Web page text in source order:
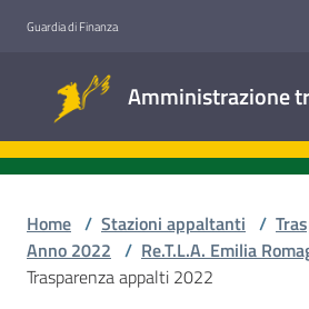
Guardia di Finanza
Amministrazione
trasparente
Accesso
Home / Stazioni appaltanti /
Anno 2022 / Re.T.L.A. Emilia
Trasparenza appalti 2022